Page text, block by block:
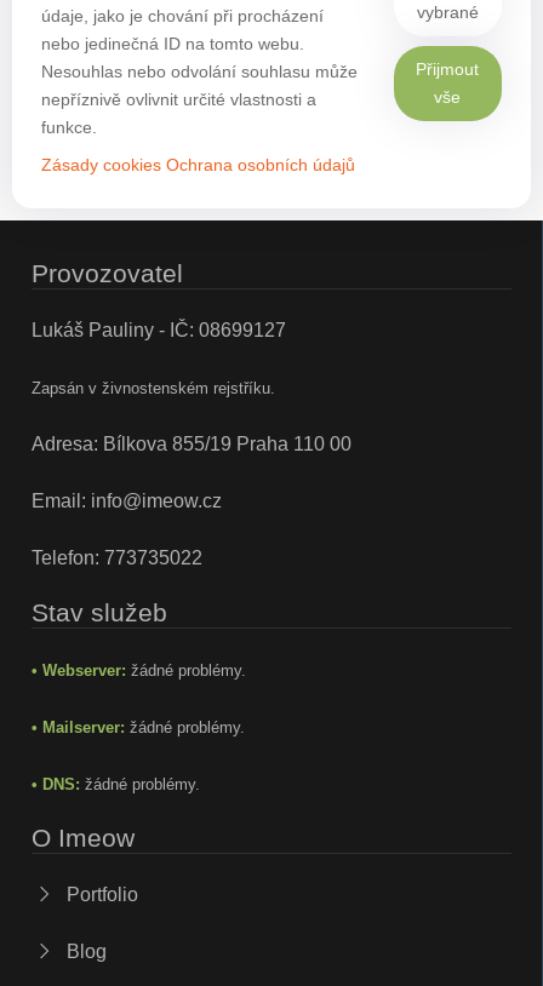
údaje, jako je chování při procházení
nebo jedinečná ID na tomto webu.
Nesouhlas nebo odvolání souhlasu může
nepříznivě ovlivnit určité vlastnosti a
funkce.
Zásady cookies Ochrana osobních údajů
vybrané
Přijmout
vše
Provozovatel
Lukáš Pauliny - IČ: 08699127
Zapsán v živnostenském rejstříku.
Adresa: Bílkova 855/19 Praha 110 00
Email: info@imeow.cz
Telefon: 773735022
Stav služeb
• Webserver: žádné problémy.
• Mailserver: žádné problémy.
• DNS: žádné problémy.
O Imeow
Portfolio
Blog